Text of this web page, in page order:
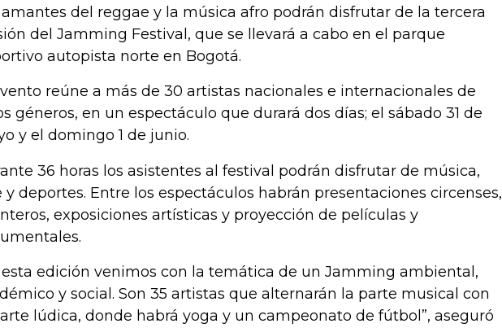
amantes del reggae y la música afro podrán disfrutar de la tercera
del Jamming Festival, que se llevará a cabo en el parque
autopista norte en Bogotá.
reúne a más de 30 artistas nacionales e internacionales de
géneros, en un espectáculo que durará dos días; el sábado 31 de
y el domingo 1 de junio.
36 horas los asistentes al festival podrán disfrutar de música,
y deportes. Entre los espectáculos habrán presentaciones circenses,
exposiciones artísticas y proyección de películas y
esta edición venimos con la temática de un Jamming ambiental,
y social. Son 35 artistas que alternarán la parte musical con
lúdica, donde habrá yoga y un campeonato de fútbol”, aseguró